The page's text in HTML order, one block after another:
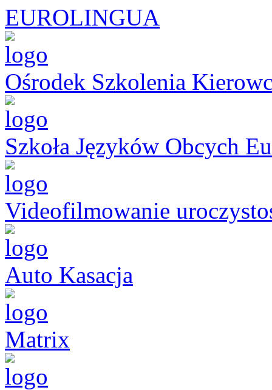
EUROLINGUA
Ośrodek Szkolenia
Szkoła Języków Obcych
Videofilmowanie
Auto Kasacja
Matrix